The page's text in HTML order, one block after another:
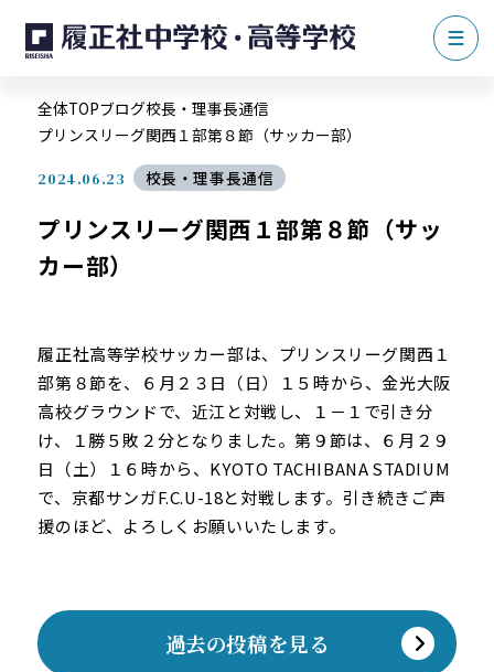
全体TOPブログ校長・理事長通信
プリンスリーグ関西１部第８節（サッカー部）
2024.06.23 校長・理事長通信
プリンスリーグ関西１部第８節（サッ
カー部）
履正社高等学校サッカー部は、プリンスリーグ関西１
部第８節を、６月２３日（日）１５時から、金光大阪
高校グラウンドで、近江と対戦し、１－１で引き分
け、１勝５敗２分となりました。第９節は、６月２９
日（土）１６時から、KYOTO TACHIBANA STADIUM
で、京都サンガF.C.U-18と対戦します。 引き続きご声
援のほど、よろしくお願いいたします。
過去の投稿を見る